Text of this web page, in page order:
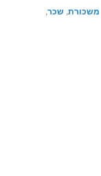
משכורת,שכר,